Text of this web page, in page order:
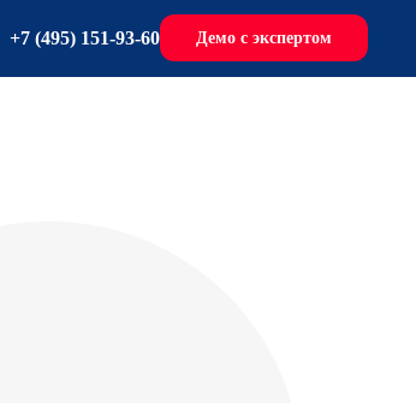
+7 (495) 151-93-60 Демо с экспертом